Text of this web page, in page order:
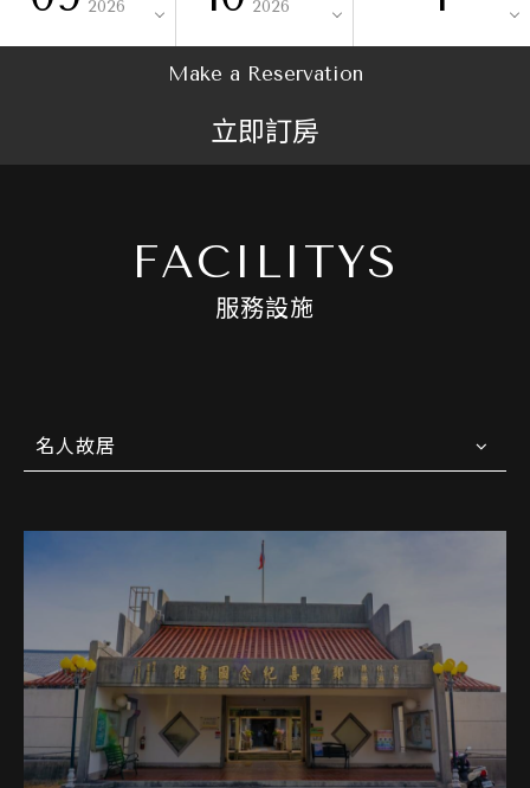
2026
2026
Make a Reservation
立即訂房
FACILITYS
服務設施
名人故居